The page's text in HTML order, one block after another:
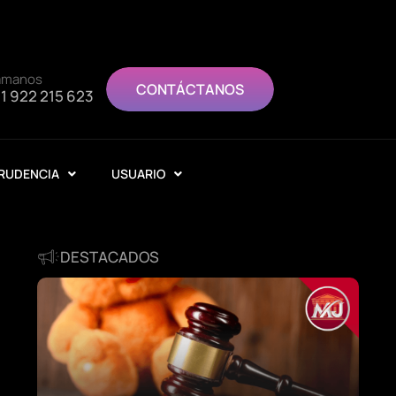
922 215 623 CONTÁCTANOS
USUARIO
DESTACADOS